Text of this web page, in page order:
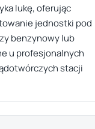
lukę, oferując
jednostki pod
benzynowy lub
u profesjonalnych
stacji